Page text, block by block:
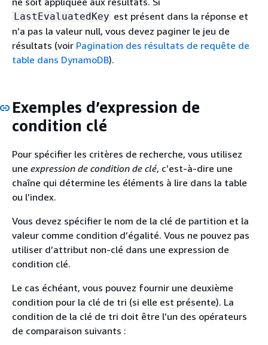
LastEvaluatedKey est présent dans la réponse et
n’a pas la valeur null, vous devez paginer le jeu de
résultats (voir Pagination des résultats de requête de
table dans DynamoDB).
Exemples d’expression de
condition clé
Pour spécifier les critères de recherche, vous utilisez
une expression de condition de clé, c’est-à-dire une
chaîne qui détermine les éléments à lire dans la table
ou l’index.
Vous devez spécifier le nom de la clé de partition et la
valeur comme condition d’égalité. Vous ne pouvez pas
utiliser d’attribut non-clé dans une expression de
condition clé.
Le cas échéant, vous pouvez fournir une deuxième
condition pour la clé de tri (si elle est présente). La
condition de la clé de tri doit être l’un des opérateurs
de comparaison suivants :